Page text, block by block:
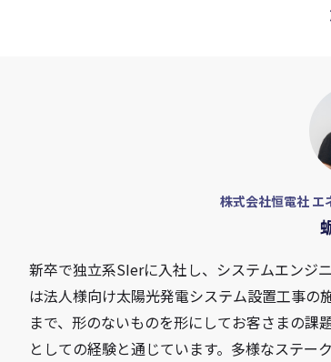
株式会社恒電社 エ
新卒で独立系SIerに入社し、システムエンジ
は法人様向け太陽光発電システム設置工事の
まで、形のないものを形にしてお客さまの
としての経験と通じています。多様なステ